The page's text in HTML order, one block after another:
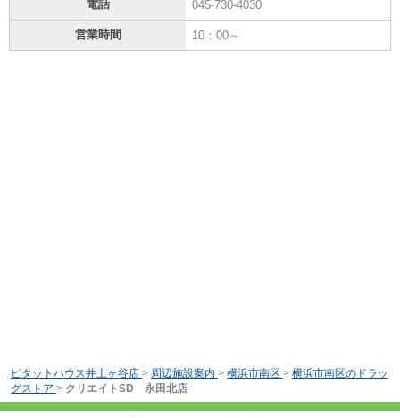
電話 045-730-4030
営業時間 10：00～
ピタットハウス井土ヶ谷店 > 周辺施設案内 > 横浜市南区 > 横浜市南区のドラッ
グストア > クリエイトSD 永田北店